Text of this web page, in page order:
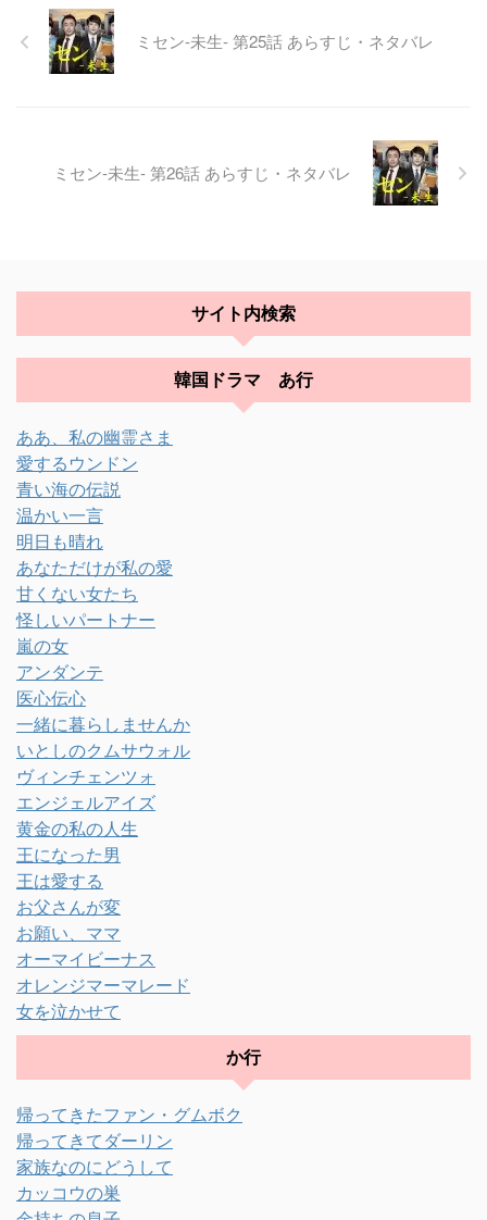
ミセン-未生- 第25話 あらすじ・ネタバレ
ミセン-未生- 第26話 あらすじ・ネタバレ
サイト内検索
韓国ドラマ あ行
ああ、私の幽霊さま
愛するウンドン
青い海の伝説
温かい一言
明日も晴れ
あなただけが私の愛
甘くない女たち
怪しいパートナー
嵐の女
アンダンテ
医心伝心
一緒に暮らしませんか
いとしのクムサウォル
ヴィンチェンツォ
エンジェルアイズ
黄金の私の人生
王になった男
王は愛する
お父さんが変
お願い、ママ
オーマイビーナス
オレンジマーマレード
女を泣かせて
か行
帰ってきたファン・グムボク
帰ってきてダーリン
家族なのにどうして
カッコウの巣